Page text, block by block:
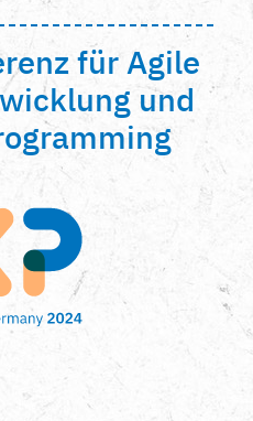
für Agile
und